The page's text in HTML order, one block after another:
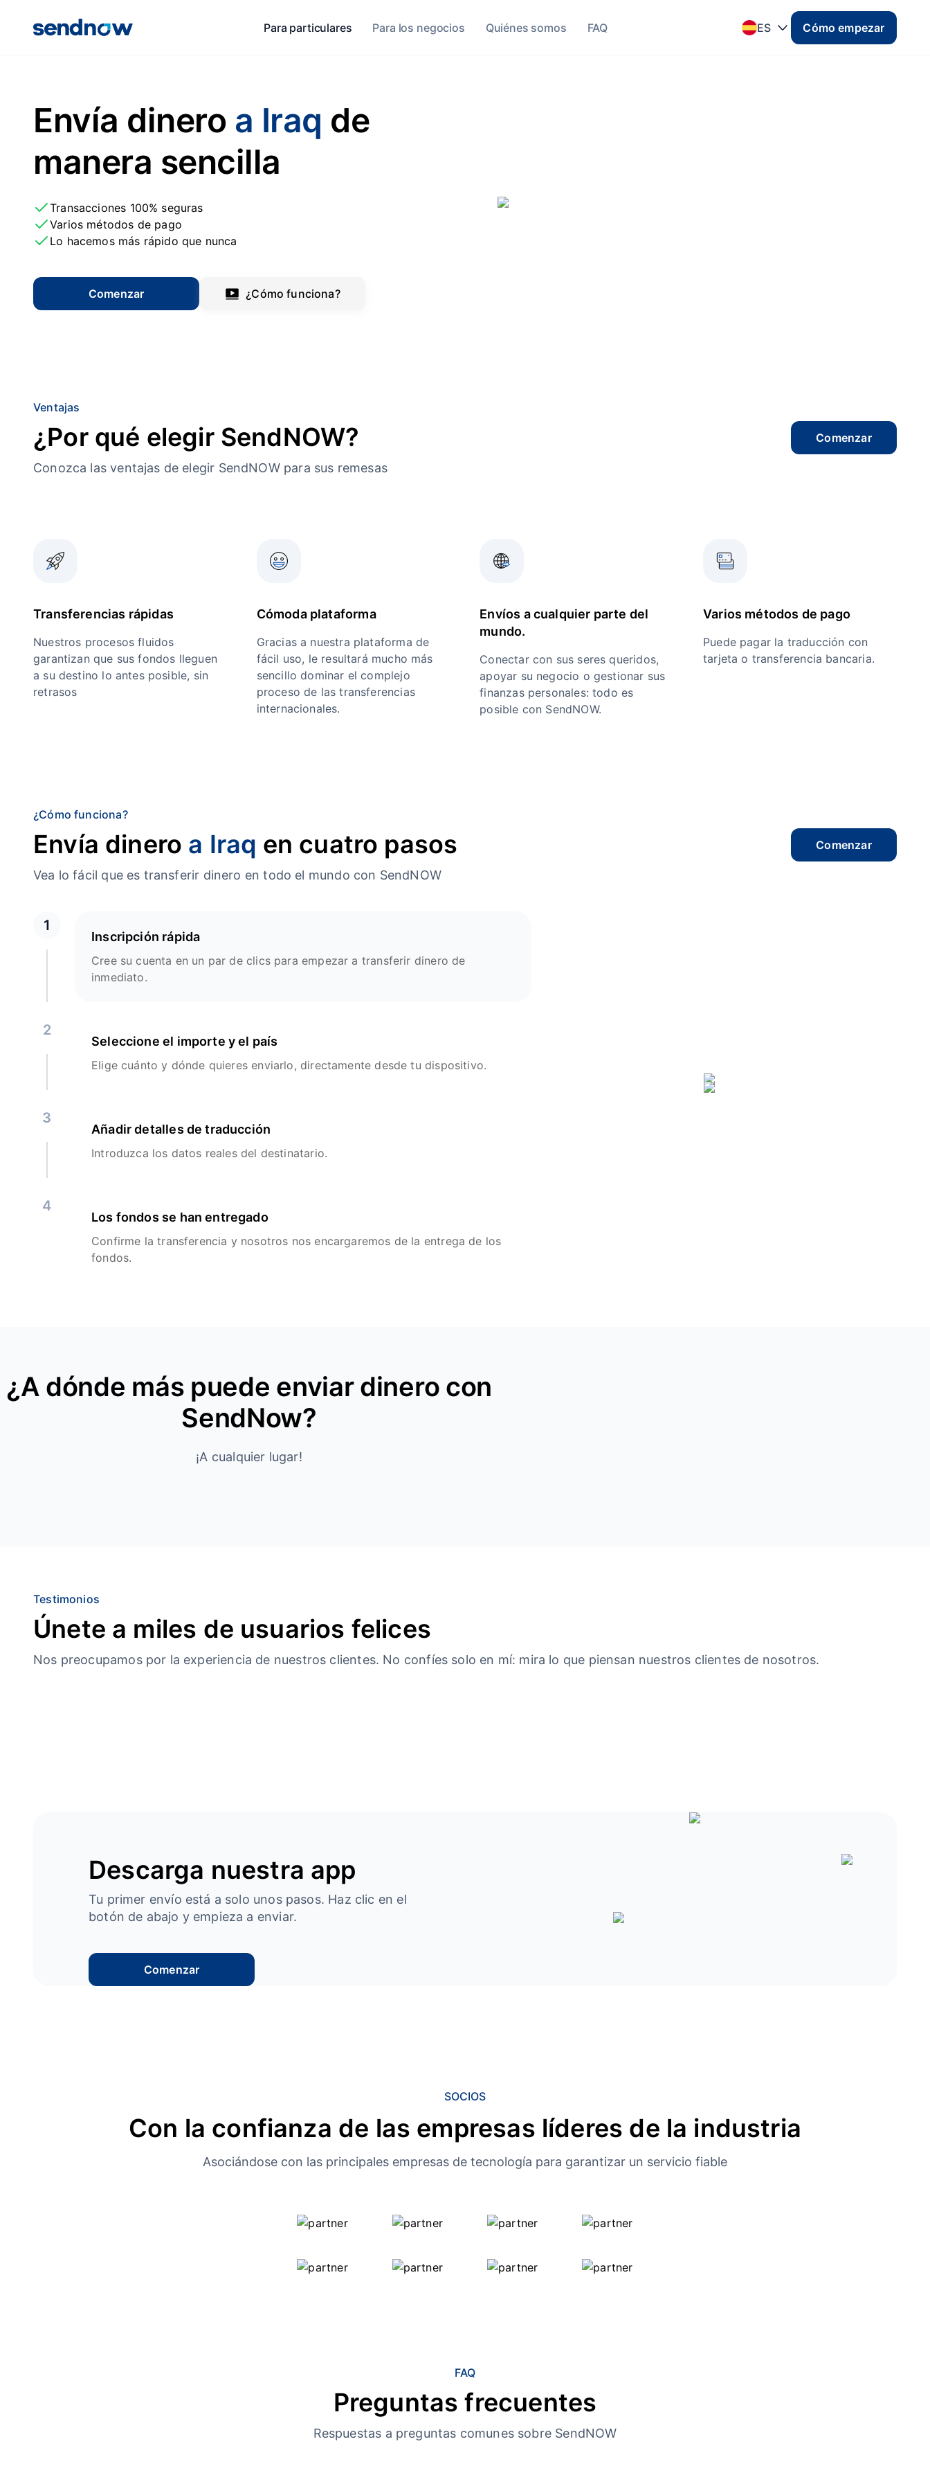
Para particulares Para los negocios Quiénes somos FAQ ES Cómo empezar
Envía dinero a Iraq de
manera sencilla
Transacciones 100% seguras
Varios métodos de pago
Lo hacemos más rápido que nunca
Comenzar ¿Cómo funciona?
Ventajas
¿Por qué elegir SendNOW?
Conozca las ventajas de elegir SendNOW para sus remesas
Comenzar
Transferencias rápidas
Nuestros procesos fluidos
garantizan que sus fondos lleguen
a su destino lo antes posible, sin
retrasos
Cómoda plataforma
Gracias a nuestra plataforma de
fácil uso, le resultará mucho más
sencillo dominar el complejo
proceso de las transferencias
internacionales.
Envíos a cualquier parte del
mundo.
Conectar con sus seres queridos,
apoyar su negocio o gestionar sus
finanzas personales: todo es
posible con SendNOW.
Varios métodos de pago
Puede pagar la traducción con
tarjeta o transferencia bancaria.
¿Cómo funciona?
Envía dinero a Iraq en cuatro pasos
Vea lo fácil que es transferir dinero en todo el mundo con SendNOW
Comenzar
1
Inscripción rápida
Cree su cuenta en un par de clics para empezar a transferir dinero de
inmediato.
2
Seleccione el importe y el país
Elige cuánto y dónde quieres enviarlo, directamente desde tu dispositivo.
3
Añadir detalles de traducción
Introduzca los datos reales del destinatario.
4
Los fondos se han entregado
Confirme la transferencia y nosotros nos encargaremos de la entrega de los
fondos.
¿A dónde más puede enviar dinero con
SendNow?
¡A cualquier lugar!
Testimonios
Únete a miles de usuarios felices
Nos preocupamos por la experiencia de nuestros clientes. No confíes solo en mí: mira lo que piensan nuestros clientes de nosotros.
Descarga nuestra app
Tu primer envío está a solo unos pasos. Haz clic en el
botón de abajo y empieza a enviar.
Comenzar
SOCIOS
Con la confianza de las empresas líderes de la industria
Asociándose con las principales empresas de tecnología para garantizar un servicio fiable
FAQ
Preguntas frecuentes
Respuestas a preguntas comunes sobre SendNOW